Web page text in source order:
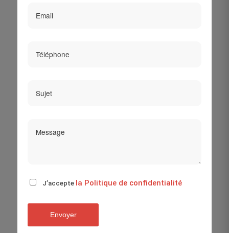
J’accepte la Politique de confidentialité